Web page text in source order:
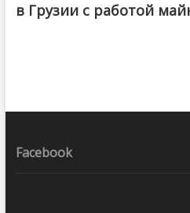
в Грузии с работой
Facebook